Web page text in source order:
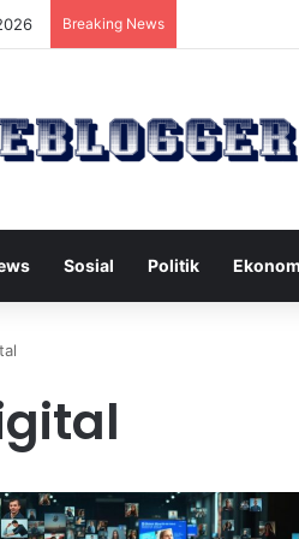
Breaking News
Sosial Politik